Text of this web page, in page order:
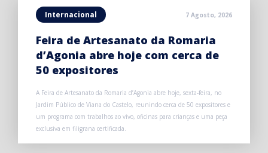
Internacional 7 Agosto, 2026
Feira de Artesanato da Romaria
d’Agonia abre hoje com cerca de
50 expositores
A Feira de Artesanato da Romaria d’Agonia abre hoje, sexta-feira, no
Jardim Público de Viana do Castelo, reunindo cerca de 50 expositores e
um programa com trabalhos ao vivo, oficinas para crianças e uma peça
exclusiva em filigrana certificada.